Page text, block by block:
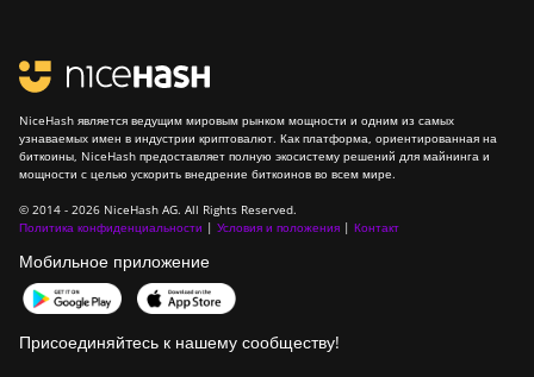
NiceHash является ведущим мировым рынком мощности и одним из самых
узнаваемых имен в индустрии криптовалют. Как платформа, ориентированная на
биткоины, NiceHash предоставляет полную экосистему решений для майнинга и
мощности с целью ускорить внедрение биткоинов во всем мире.
© 2014 - 2026 NiceHash AG. All Rights Reserved.
Политика конфиденциальности | Условия и положения | Контакт
Мобильное приложение
Присоединяйтесь к нашему сообществу!